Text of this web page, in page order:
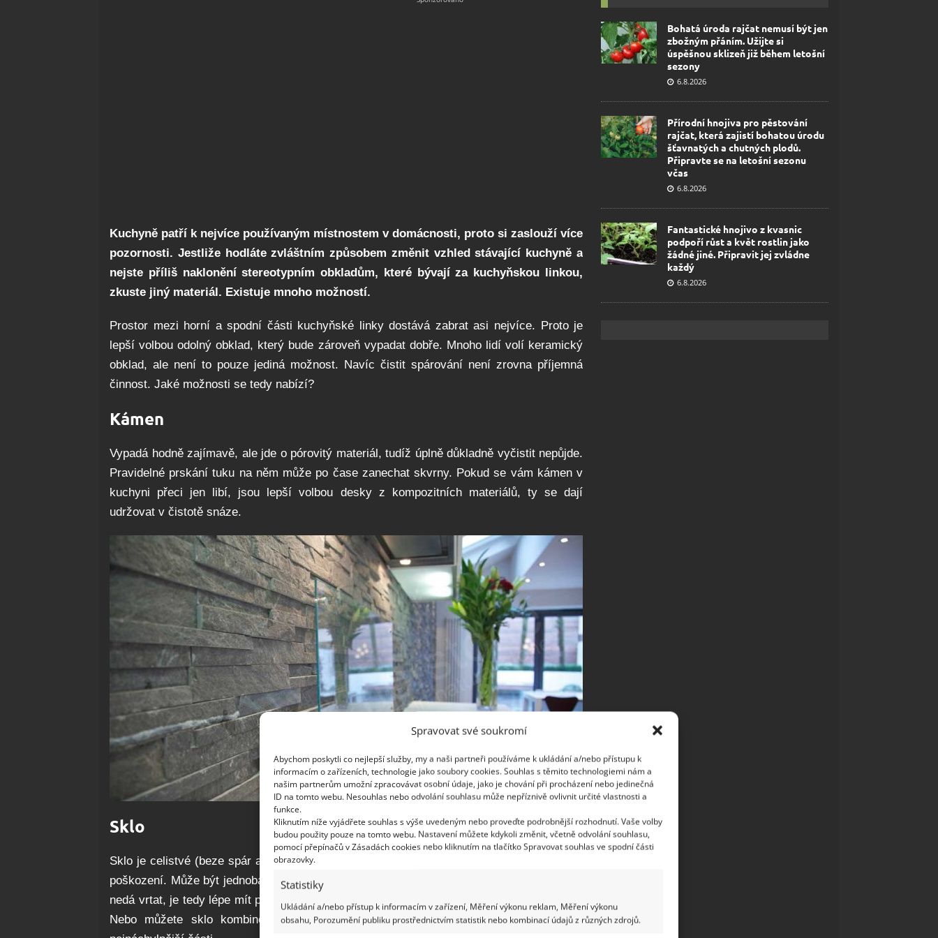
Spravovat své soukromí
Abychom poskytli co nejlepší služby, my a naši partneři používáme k ukládání a/nebo přístupu k
informacím o zařízeních, technologie jako soubory cookies. Souhlas s těmito technologiemi nám a
našim partnerům umožní zpracovávat osobní údaje, jako je chování při procházení nebo jedinečná
ID na tomto webu. Nesouhlas nebo odvolání souhlasu může nepříznivě ovlivnit určité vlastnosti a
funkce.
Kliknutím níže vyjádřete souhlas s výše uvedeným nebo proveďte podrobnější rozhodnutí. Vaše volby
budou použity pouze na tomto webu. Nastavení můžete kdykoli změnit, včetně odvolání souhlasu,
pomocí přepínačů v Zásadách cookies nebo kliknutím na tlačítko Spravovat souhlas ve spodní části
obrazovky.
Statistiky
Ukládání a/nebo přístup k informacím v zařízení, Měření výkonu reklam, Měření výkonu
obsahu, Porozumění publiku prostřednictvím statistik nebo kombinací údajů z různých zdrojů.
Kuchyně patří k nejvíce používaným místnostem v domácnosti, proto si zaslouží více
pozornosti. Jestliže hodláte zvláštním způsobem změnit vzhled stávající kuchyně a
nejste příliš naklonění stereotypním obkladům, které bývají za kuchyňskou linkou,
zkuste jiný materiál. Existuje mnoho možností.
Prostor mezi horní a spodní části kuchyňské linky dostává zabrat asi nejvíce. Proto je
lepší volbou odolný obklad, který bude zároveň vypadat dobře. Mnoho lidí volí keramický
obklad, ale není to pouze jediná možnost. Navíc čistit spárování není zrovna příjemná
činnost. Jaké možnosti se tedy nabízí?
Kámen
Vypadá hodně zajímavě, ale jde o pórovitý materiál, tudíž úplně důkladně vyčistit nepůjde.
Pravidelné prskání tuku na něm může po čase zanechat skvrny. Pokud se vám kámen v
kuchyni přeci jen libí, jsou lepší volbou desky z kompozitních materiálů, ty se dají
udržovat v čistotě snáze.
Sklo
Sklo je celistvé (beze spár a pórů), vypadá luxusně, je odolné vůči teplu i mechanickému
poškození. Může být jednobarevné nebo s nějakým motivem. Jen pamatujte, že se do něj
nedá vrtat, je tedy lépe mít před aplikací rozmyšlené umístění poliček, věšáčků, zásuvek.
Nebo můžete sklo kombinovat s jiným zvoleným materiálem a použít ho pouze v
Bohatá úroda rajčat nemusí být jen
zbožným přáním. Užijte si
úspěšnou sklizeň již během letošní
sezony
6.8.2026
Přírodní hnojiva pro pěstování
rajčat, která zajistí bohatou úrodu
šťavnatých a chutných plodů.
Připravte se na letošní sezonu
včas
6.8.2026
Fantastické hnojivo z kvasnic
podpoří růst a květ rostlin jako
žádné jiné. Připravit jej zvládne
každý
6.8.2026